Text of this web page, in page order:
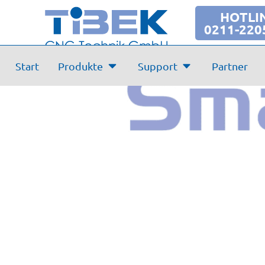
0211-
Start Produkte Support Partner
Videoanleitung –